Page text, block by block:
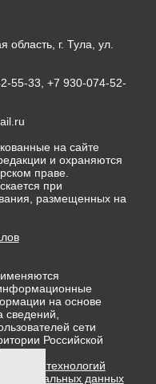
область, г. Тула, ул.
55-33, +7 930-074-52-
на сайте
и охраняются
праве.
при
размещенных на
на основе
сведений,
сети
Российской
технологий
персональных данных